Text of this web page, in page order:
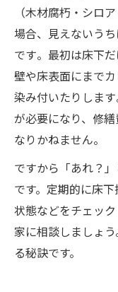
（木材腐朽・シロ
場合、見えないう
です​。最初は床下
壁や床表面にまで
染み付いたりしま
が必要になり、修
なりかねません​。
ですから「あれ？
です。定期的に床
状態などをチェッ
家に相談しましょ
る秘訣です。